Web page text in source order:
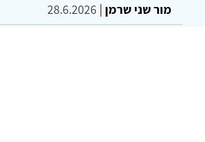
מור שני שרמן |
28.6.2026